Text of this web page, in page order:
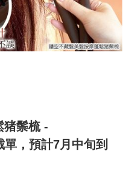
猪鬃梳 -
，預計7月中旬到